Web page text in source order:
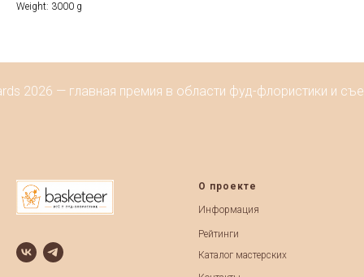
Weight: 3000 g
2026 — главная премия в области фуд-флористики и
О проекте
Информация
Рейтинги
Каталог мастерских